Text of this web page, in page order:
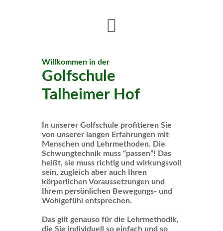
Willkommen in der
Golfschule
Talheimer Hof
In unserer Golfschule profitieren Sie
von unserer langen Erfahrungen mit
Menschen und Lehrmethoden. Die
Schwungtechnik muss “passen”! Das
heißt, sie muss richtig und wirkungsvoll
sein, zugleich aber auch Ihren
körperlichen Voraussetzungen und
Ihrem persönlichen Bewegungs- und
Wohlgefühl entsprechen.
Das gilt genauso für die Lehrmethodik,
die Sie individuell so einfach und so